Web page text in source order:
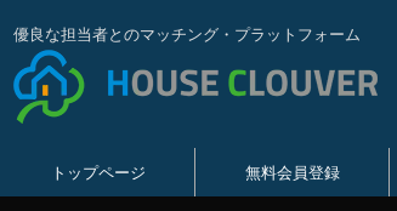
優良な担当者とのマッチング・プラットフォーム
トップページ 無料会員登録